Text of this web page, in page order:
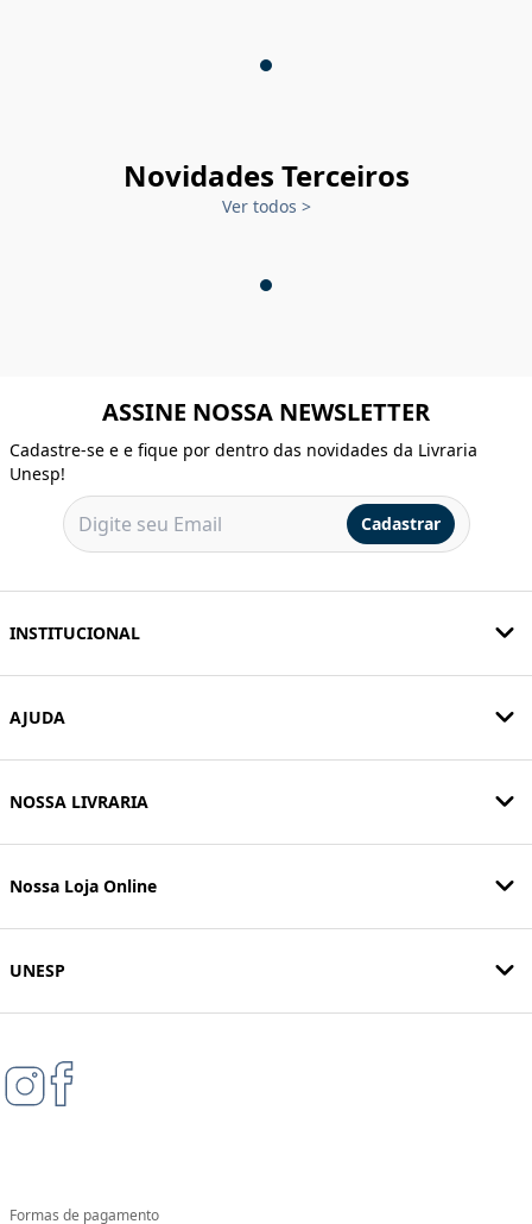
Novidades Terceiros
Ver todos >
ASSINE NOSSA NEWSLETTER
Cadastre-se e e fique por dentro das novidades da Livraria
Unesp!
Cadastrar
INSTITUCIONAL
AJUDA
NOSSA LIVRARIA
Nossa Loja Online
UNESP
Formas de pagamento